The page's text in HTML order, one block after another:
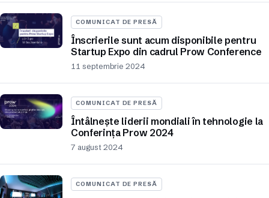
COMUNICAT DE PRESĂ
Înscrierile sunt acum disponibile pentru
Startup Expo din cadrul Prow Conference
11 septembrie 2024
COMUNICAT DE PRESĂ
Întâlnește liderii mondiali în tehnologie la
Conferința Prow 2024
7 august 2024
COMUNICAT DE PRESĂ